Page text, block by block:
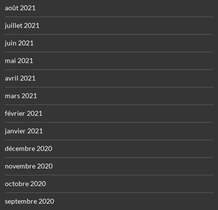
août 2021
juillet 2021
juin 2021
mai 2021
avril 2021
mars 2021
février 2021
janvier 2021
décembre 2020
novembre 2020
octobre 2020
septembre 2020